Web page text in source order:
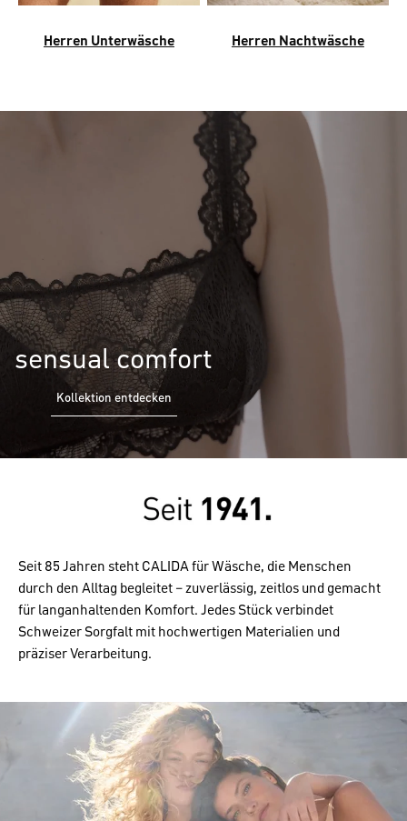
Herren Unterwäsche Herren Nachtwäsche
sensual comfort
Kollektion entdecken
Seit 85 Jahren steht CALIDA für Wäsche, die Menschen
durch den Alltag begleitet – zuverlässig, zeitlos und gemacht
für langanhaltenden Komfort. Jedes Stück verbindet
Schweizer Sorgfalt mit hochwertigen Materialien und
präziser Verarbeitung.